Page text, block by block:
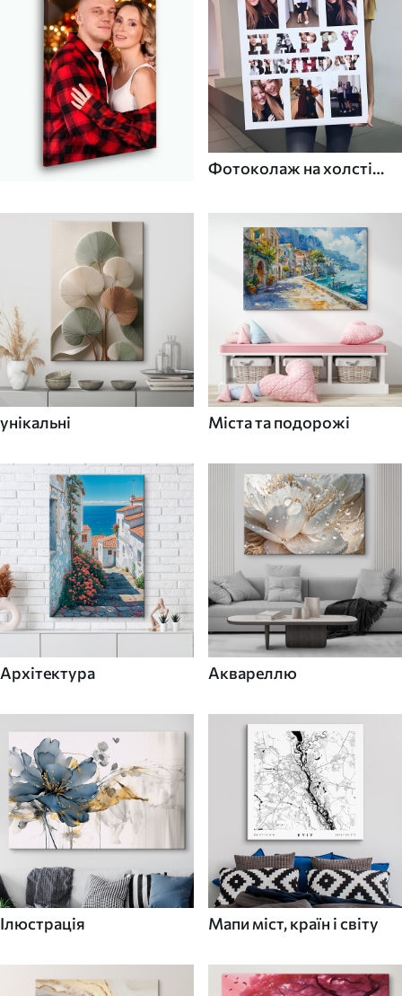
Фотоколаж на холсті
унікальні Міста та подорожі
Архітектура Аквареллю
Ілюстрація Мапи міст, країн і світу